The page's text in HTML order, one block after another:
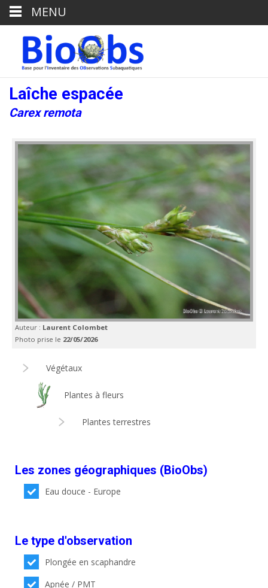
Laîche espacée
Carex remota
Auteur : Laurent Colombet
Photo prise le 22/05/2026
Végétaux
Plantes à fleurs
Plantes terrestres
Les zones géographiques (BioObs)
Eau douce - Europe
Le type d'observation
Plongée en scaphandre
Apnée / PMT
MENU